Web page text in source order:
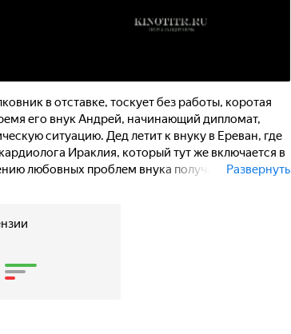
в отставке, тоскует без работы, коротая
его внук Андрей, начинающий дипломат,
ситуацию. Дед летит к внуку в Ереван, где
Ираклия, который тут же включается в
любовных проблем внука получает название
Развернуть